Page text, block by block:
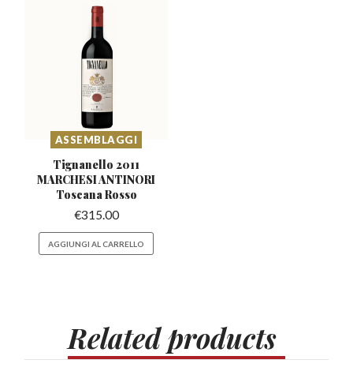
ASSEMBLAGGI
Tignanello 2011
MARCHESIANTINORI
Toscana Rosso
€315.00
AGGIUNGI AL CARRELLO
Relatedproducts